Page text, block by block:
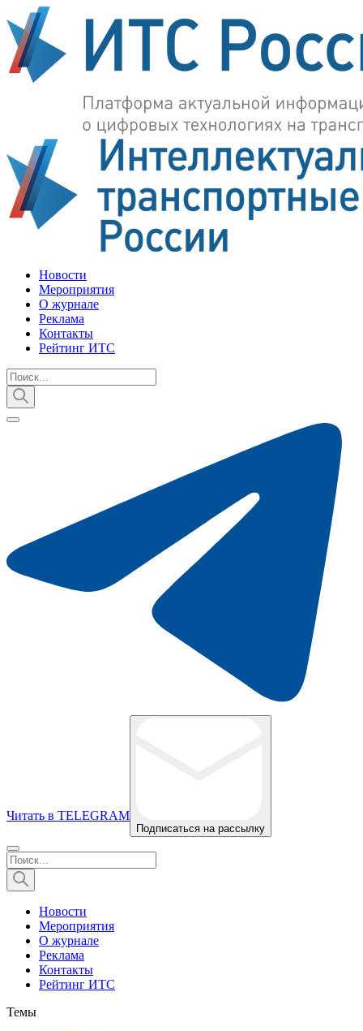
Новости
Мероприятия
О журнале
Реклама
Контакты
Рейтинг ИТС
Читать в TELEGRAM
Подписаться на рассылку
Новости
Мероприятия
О журнале
Реклама
Контакты
Рейтинг ИТС
Темы